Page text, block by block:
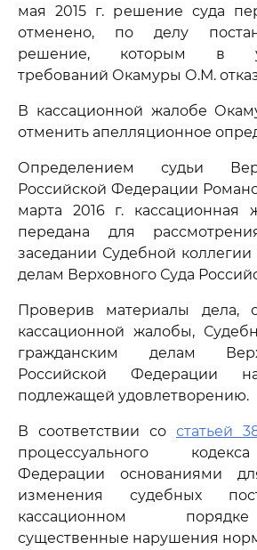
мая 2015 г. решение суда
отменено, по делу
решение, которым в
требований Окамуры О.М.
В кассационной жалобе
отменить апелляционное
Определением судьи
Российской Федерации
марта 2016 г. кассационная
передана для
заседании Судебной
делам Верховного Суда
Проверив материалы дела,
кассационной жалобы,
гражданским делам
Российской Федерации
подлежащей удовлетворению.
В соответствии со статьей
процессуального
Федерации основаниями
изменения судебных
кассационном
существенные нарушения